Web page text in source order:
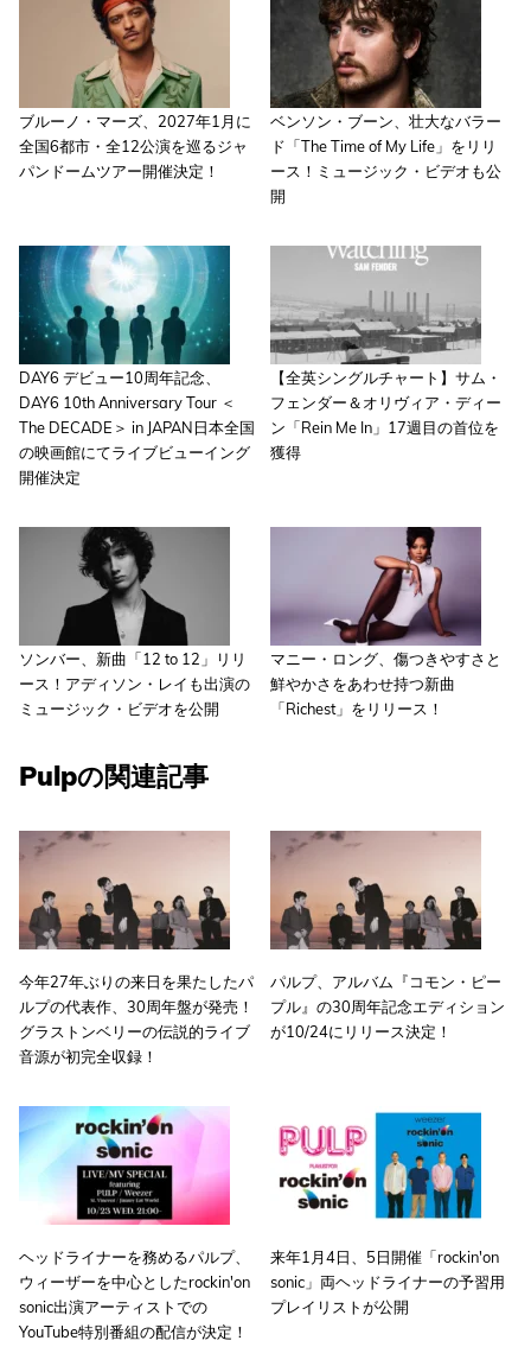
ブルーノ・マーズ、2027年1月に
全国6都市・全12公演を巡るジャ
パンドームツアー開催決定！
ベンソン・ブーン、壮大なバラー
ド「The Time of My Life」をリリ
ース！ミュージック・ビデオも公
開
DAY6 デビュー10周年記念、
DAY6 10th Anniversary Tour ＜
The DECADE＞ in JAPAN日本全国
の映画館にてライブビューイング
開催決定
【全英シングルチャート】サム・
フェンダー＆オリヴィア・ディー
ン「Rein Me In」17週目の首位を
獲得
ソンバー、新曲「12 to 12」リリ
ース！アディソン・レイも出演の
ミュージック・ビデオを公開
マニー・ロング、傷つきやすさと
鮮やかさをあわせ持つ新曲
「Richest」をリリース！
Pulpの関連記事
今年27年ぶりの来日を果たしたパ
ルプの代表作、30周年盤が発売！
グラストンベリーの伝説的ライブ
音源が初完全収録！
パルプ、アルバム『コモン・ピー
プル』の30周年記念エディション
が10/24にリリース決定！
ヘッドライナーを務めるパルプ、
ウィーザーを中心としたrockin'on
sonic出演アーティストでの
YouTube特別番組の配信が決定！
来年1月4日、5日開催「rockin'on
sonic」両ヘッドライナーの予習用
プレイリストが公開